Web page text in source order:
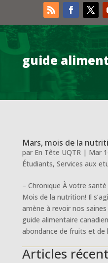
guide
Mars, mois de la
par En Tête UQTR| Mar
Étudiants, Services aux
– Chronique À votre
Mois de la nutrition! Il
amène à revoir nos
guide alimentaire
abondance de fruits et de
Articles